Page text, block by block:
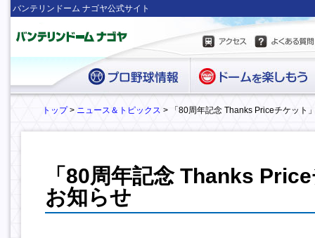
バンテリンドーム ナゴヤ公式サイト
トップ> ニュース＆トピックス > 「80周年記念 Thanks Priceチケット
「80周年記念 Thanks
お知らせ